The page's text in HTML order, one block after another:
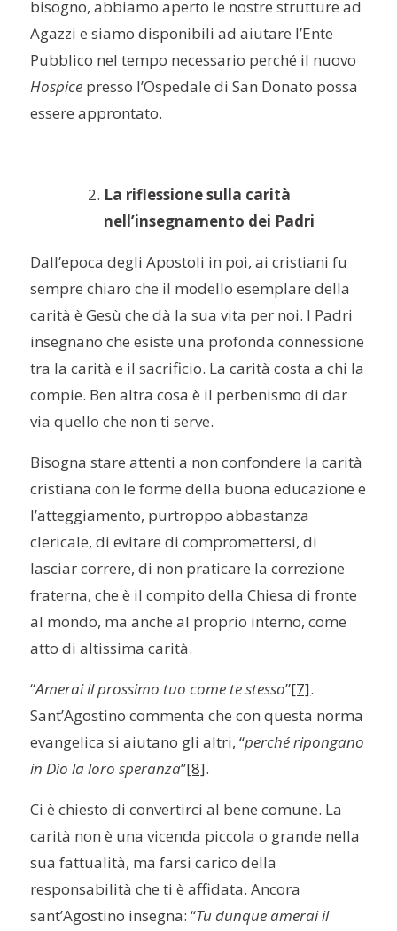
bisogno, abbiamo aperto le nostre strutture ad
Agazzi e siamo disponibili ad aiutare l’Ente
Pubblico nel tempo necessario perché il nuovo
Hospice presso l’Ospedale di San Donato possa
essere approntato.
La riflessione sulla carità
nell’insegnamento dei Padri
Dall’epoca degli Apostoli in poi, ai cristiani fu
sempre chiaro che il modello esemplare della
carità è Gesù che dà la sua vita per noi. I Padri
insegnano che esiste una profonda connessione
tra la carità e il sacrificio. La carità costa a chi la
compie. Ben altra cosa è il perbenismo di dar
via quello che non ti serve.
Bisogna stare attenti a non confondere la carità
cristiana con le forme della buona educazione e
l’atteggiamento, purtroppo abbastanza
clericale, di evitare di compromettersi, di
lasciar correre, di non praticare la correzione
fraterna, che è il compito della Chiesa di fronte
al mondo, ma anche al proprio interno, come
atto di altissima carità.
“Amerai il prossimo tuo come te stesso”[7].
Sant’Agostino commenta che con questa norma
evangelica si aiutano gli altri, “perché ripongano
in Dio la loro speranza”[8].
Ci è chiesto di convertirci al bene comune. La
carità non è una vicenda piccola o grande nella
sua fattualità, ma farsi carico della
responsabilità che ti è affidata. Ancora
sant’Agostino insegna: “Tu dunque amerai il